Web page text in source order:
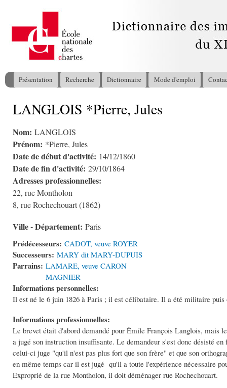
Menu principal
Présentation Recherche Dictionnaire Mode d'emploi
Vous êtes ici
LANGLOIS *Pierre, Jules
Nom: LANGLOIS
Prénom: *Pierre, Jules
Date de début d'activité: 14/12/1860
Date de fin d'activité: 29/10/1864
Adresses professionnelles:
22, rue Montholon
8, rue Rochechouart (1862)
Ville - Département: Paris
Prédécesseurs: CADOT, veuve ROYER
Successeurs: MARY dit MARY-DUPUIS
Parrains: LAMARE, veuve CARON
MAGNIER
Informations personnelles:
Il est né le 6 juin 1826 à Paris ; il est célibataire. Il a été militaire
Informations professionnelles:
Le brevet était d'abord demandé pour Émile François Langlois,
a jugé son instruction insuffisante. Le demandeur s'est donc désisté
celui-ci juge "qu'il n'est pas plus fort que son frère" et que son
en même temps car il est jugé qu'il a toute l'expérience nécessaire
Exproprié de la rue Montholon, il doit déménager rue Rochechouart.